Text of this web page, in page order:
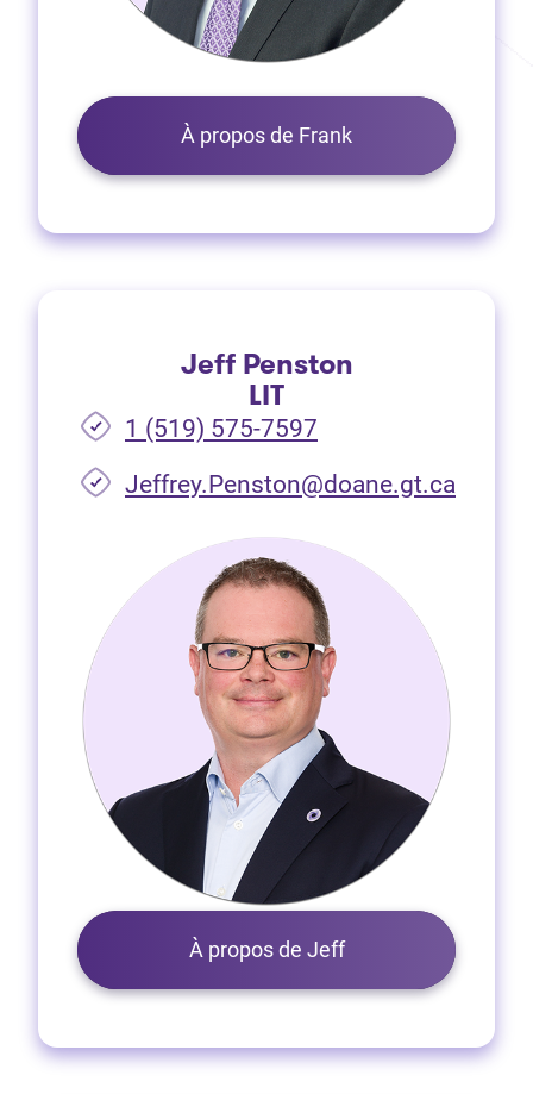
À propos de Frank
Jeff Penston
LIT
1 (519) 575-7597
Jeffrey.Penston@doane.gt.ca
À propos de Jeff